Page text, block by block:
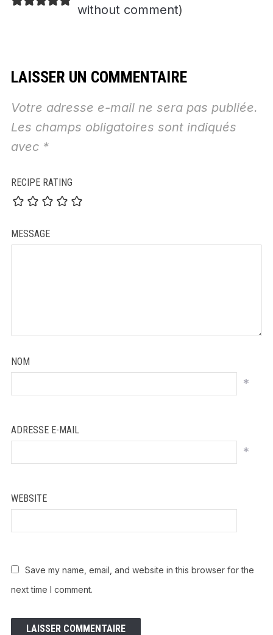
without comment)
LAISSER UN COMMENTAIRE
Votre adresse e-mail ne sera pas publiée.
Les champs obligatoires sont indiqués
avec *
RECIPE RATING
MESSAGE
NOM
*
ADRESSE E-MAIL
*
WEBSITE
Save my name, email, and website in this browser for the
next time I comment.